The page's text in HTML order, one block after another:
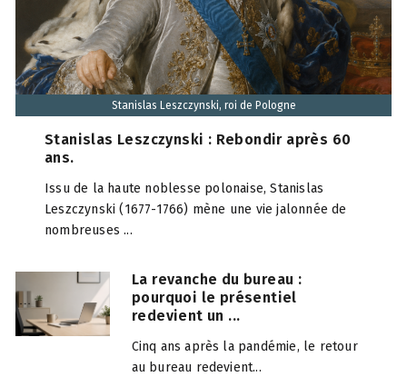
Stanislas Leszczynski, roi de Pologne
Stanislas Leszczynski : Rebondir après 60
ans.
Issu de la haute noblesse polonaise, Stanislas
Leszczynski (1677-1766) mène une vie jalonnée de
nombreuses ...
La revanche du bureau :
pourquoi le présentiel
redevient un ...
Cinq ans après la pandémie, le retour
au bureau redevient...